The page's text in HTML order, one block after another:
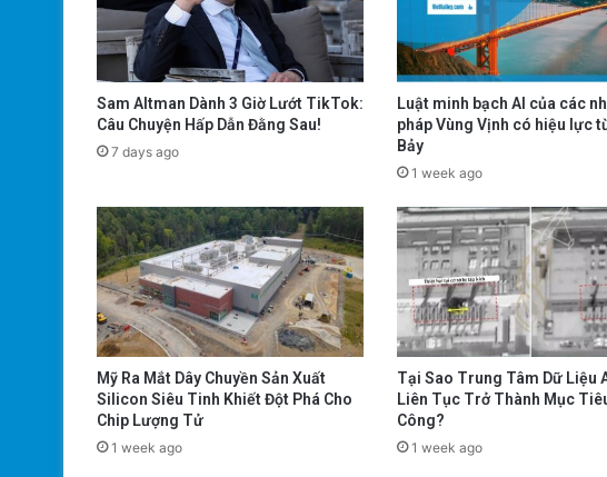
Sam Altman Dành 3 Giờ Lướt TikTok:
Câu Chuyện Hấp Dẫn Đằng Sau!
7 days ago
Luật minh bạch AI của các
pháp Vùng Vịnh có hiệu lực
Bảy
1 week ago
Mỹ Ra Mắt Dây Chuyền Sản Xuất
Silicon Siêu Tinh Khiết Đột Phá Cho
Chip Lượng Tử
1 week ago
Tại Sao Trung Tâm Dữ Liệu
Liên Tục Trở Thành Mục
Công?
1 week ago